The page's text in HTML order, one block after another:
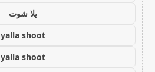
يلا شوت
yalla shoot
yalla shoot